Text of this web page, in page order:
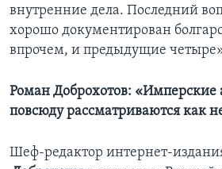
внутренние дела. Последний
хорошо документирован
впрочем, и предыдущие
Роман Доброхотов:
повсюду рассматриваются как
Шеф-редактор интернет-